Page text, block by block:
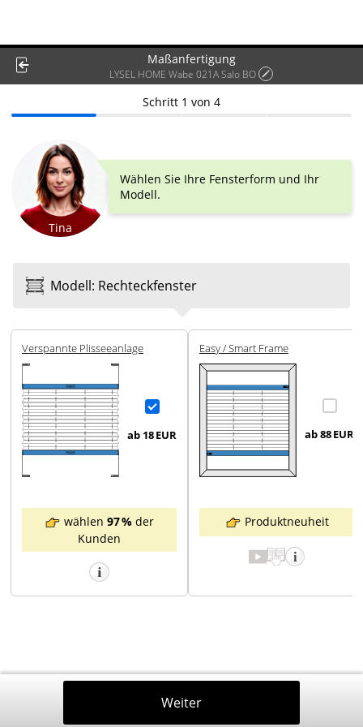
Maßanfertigung
LYSEL HOME Wabe 021A Salo BO
Schritt 1 von 4
Tina
Wählen Sie Ihre Fensterform und Ihr
Modell.
Modell: Rechteck­fenster
Ver­spannte Plissee­anlage
ab 18EUR
wählen 97 % der
Kunden
Easy / Smart Frame
ab 88EUR
Produktneuheit
Weiter